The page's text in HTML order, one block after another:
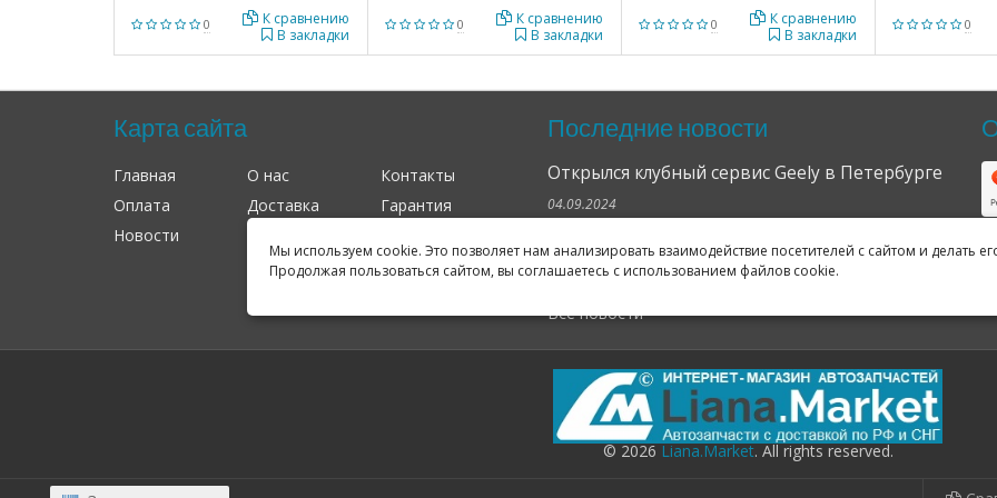
Мы используем cookie. Это позволяет нам анализировать взаимодействие посетителей с сайтом и делать
Продолжая пользоваться сайтом, вы соглашаетесь с использованием файлов cookie.
0
В закладки
К сравнению 0
В закладки
К сравнению 0
В закладки
К сравнению 0
Карта сайта
Главная О нас
Контакты
Оплата
Доставка
Гарантия
Новости
Последние новости
Открылся клубный сервис Geely в Петербурге
04.09.2024
Отзывы о нас в Яндексе и Гугле
11.02.2019
Все новости
© 2026Liana.Market. All rights reserved.